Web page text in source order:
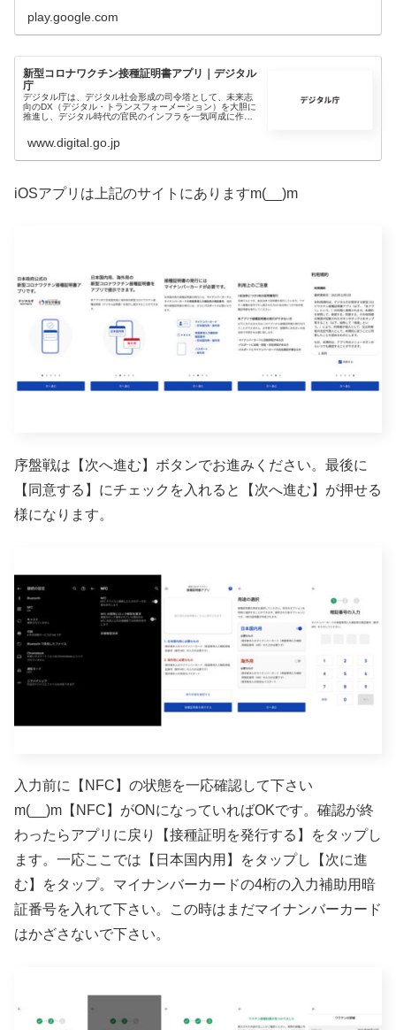
play.google.com
新型コロナワクチン接種証明書アプリ｜デジタル
庁
デジタル庁は、デジタル社会形成の司令塔として、未来志
向のDX（デジタル・トランスフォーメーション）を大胆に
推進し、デジタル時代の官民のインフラを一気呵成に作り
www.digital.go.jp
iOSアプリは上記のサイトにありますm(__)m
序盤戦は【次へ進む】ボタンでお進みください。最後に
【同意する】にチェックを入れると【次へ進む】が押せる
様になります。
入力前に【NFC】の状態を一応確認して下さい
m(__)m【NFC】がONになっていればOKです。確認が終
わったらアプリに戻り【接種証明を発行する】をタップし
ます。一応ここでは【日本国内用】をタップし【次に進
む】をタップ。マイナンバーカードの4桁の入力補助用暗
証番号を入れて下さい。この時はまだマイナンバーカード
はかざさないで下さい。